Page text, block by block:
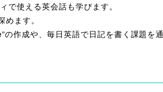
使える英会話も学びます。
ます。
作成や、毎日英語で日記を書く課題を通